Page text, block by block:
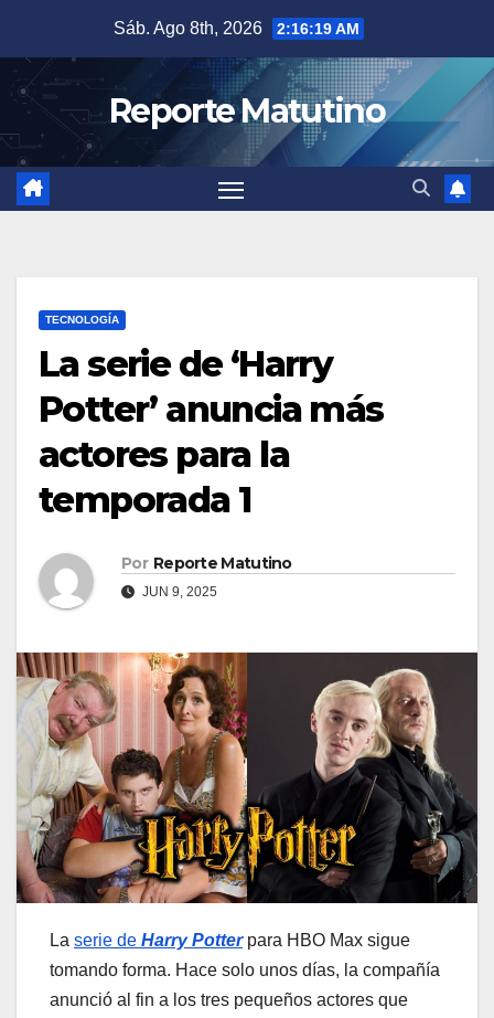
contenido
Sáb. Ago 8th, 2026 2:16:21 AM
Reporte Matutino
TECNOLOGÍA
La serie de ‘Harry
Potter’ anuncia más
actores para la
temporada 1
Por Reporte Matutino
JUN 9, 2025
La serie de Harry Potterpara HBO Max sigue
tomando forma. Hace solo unos días, la compañía
anunció al fin a los tres pequeños actores que